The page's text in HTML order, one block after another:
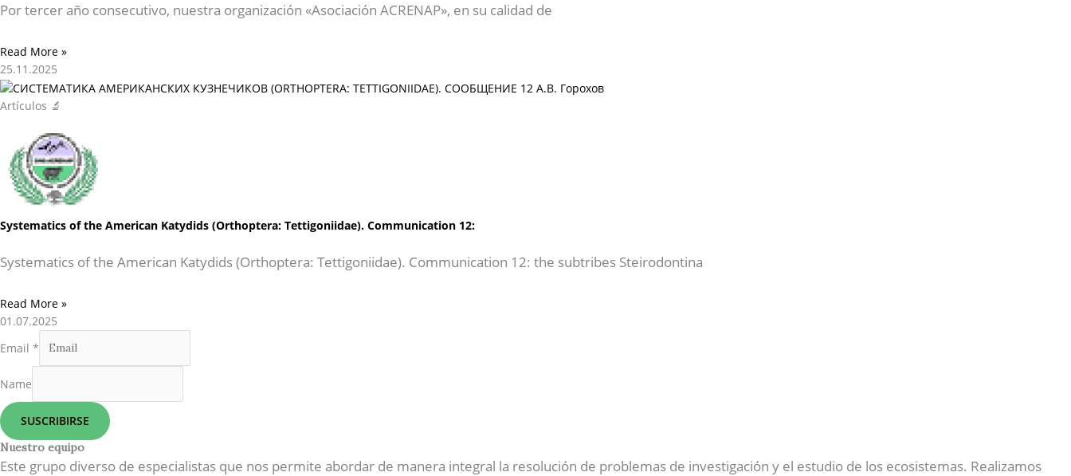
Por tercer año consecutivo, nuestra organización «Asociación ACRENAP», en su calidad de
Read More »
25.11.2025
Artículos 🔬
Systematics of the American Katydids (Orthoptera: Tettigoniidae). Communication 12:
Systematics of the American Katydids (Orthoptera: Tettigoniidae). Communication 12: the subtribes Steirodontina
Read More »
01.07.2025
Email *
Name
SUSCRIBIRSE
Nuestro equipo
Este grupo diverso de especialistas que nos permite abordar de manera integral la resolución de problemas de investigación y el estudio de los ecosistemas. Realizamos